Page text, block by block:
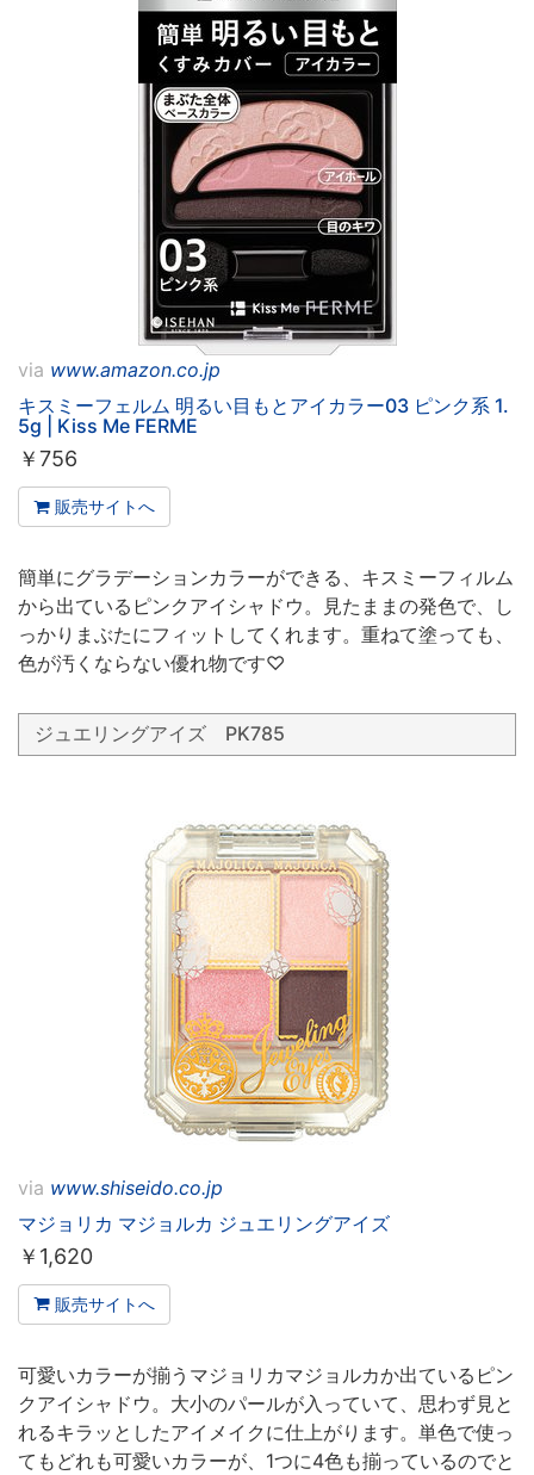
via www.amazon.co.jp
キスミーフェルム 明るい目もとアイカラー03 ピンク系 1.
5g | Kiss Me FERME
￥756
販売サイトへ
簡単にグラデーションカラーができる、キスミーフィルム
から出ているピンクアイシャドウ。見たままの発色で、し
っかりまぶたにフィットしてくれます。重ねて塗っても、
色が汚くならない優れ物です♡
ジュエリングアイズ PK785
via www.shiseido.co.jp
マジョリカ マジョルカ ジュエリングアイズ
￥ 1,620
販売サイトへ
可愛いカラーが揃うマジョリカマジョルカか出ているピン
クアイシャドウ。大小のパールが入っていて、思わず見と
れるキラッとしたアイメイクに仕上がります。単色で使っ
てもどれも可愛いカラーが、1つに4色も揃っているのでと